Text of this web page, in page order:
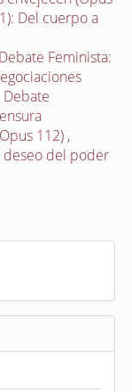
Del cuerpo a
Debate Feminista:
Debate
112) ,
deseo del poder